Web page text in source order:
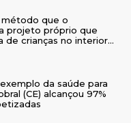
que o
projeto próprio que
de crianças no interior
da saúde para
(CE) alcançou 97%